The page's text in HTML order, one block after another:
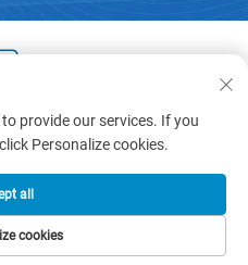
Plastic Co., Ltd. -
provide our services. If you
Personalize cookies.
cookies
all